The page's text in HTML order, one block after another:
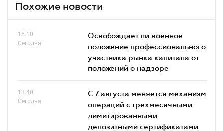
Похожие новости
15.10
Сегодня
Освобождает ли военное
положение профессионального
участника рынка капитала от
положений о надзоре
13.40
Сегодня
С 7 августа меняется механизм
операций с трехмесячными
лимитированными
депозитными сертификатами